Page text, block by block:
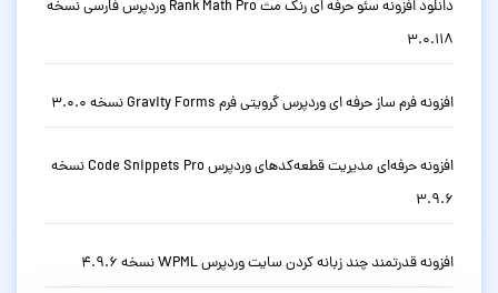
دانلود افزونه سئو حرفه ای رنک مث Rank Math Pro وردپرس فارسی نسخه
3.0.118
افزونه فرم ساز حرفه ای وردپرس گرویتی فرم Gravity Forms نسخه 3.0.0
افزونه حرفه‌ای مدیریت قطعه‌کدهای وردپرس Code Snippets Pro نسخه
3.9.6
افزونه قدرتمند چند زبانه کردن سایت وردپرس WPML نسخه 4.9.6